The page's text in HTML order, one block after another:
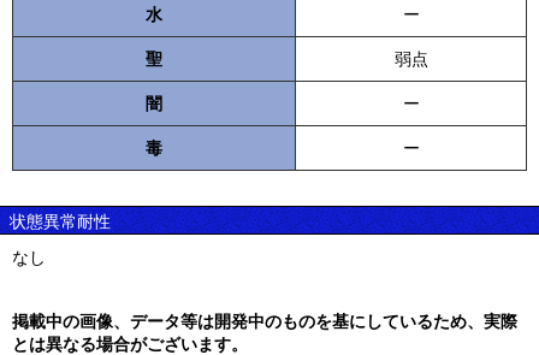
水 ー
聖 弱点
闇 ー
毒 ー
状態異常耐性
なし
掲載中の画像、データ等は開発中のものを基にしているため、実際
とは異なる場合がございます。